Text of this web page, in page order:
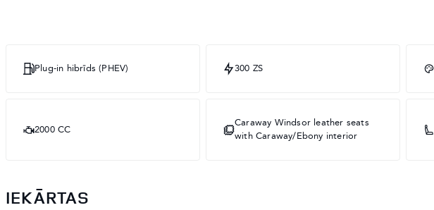
Plug-in hibrīds (PHEV) 300 ZS
2000 CC
Caraway Windsor leather seats
with Caraway/Ebony interior
IEKĀRTAS